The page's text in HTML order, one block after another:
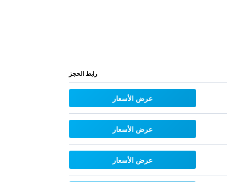
رابط الحجز
عرض الأسعار
عرض الأسعار
عرض الأسعار